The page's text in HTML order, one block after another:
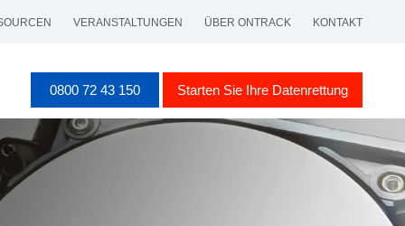
VERANSTALTUNGEN ÜBER ONTRACK KONTAKT
0800 72 43 150 Starten Sie Ihre Datenrettung